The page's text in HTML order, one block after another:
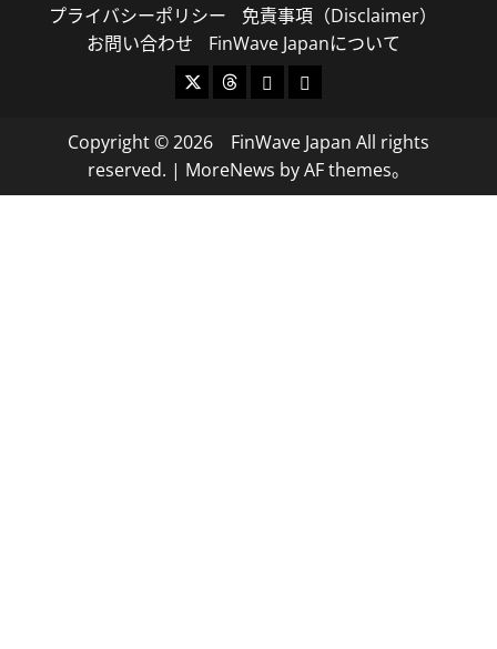
プライバシーポリシー
免責事項（Disclaimer）
お問い合わせ
FinWave Japanについて
X ThreadsBlueskyMastodon
Copyright © 2026 FinWave Japan All rights
reserved. | MoreNews by AF themes。